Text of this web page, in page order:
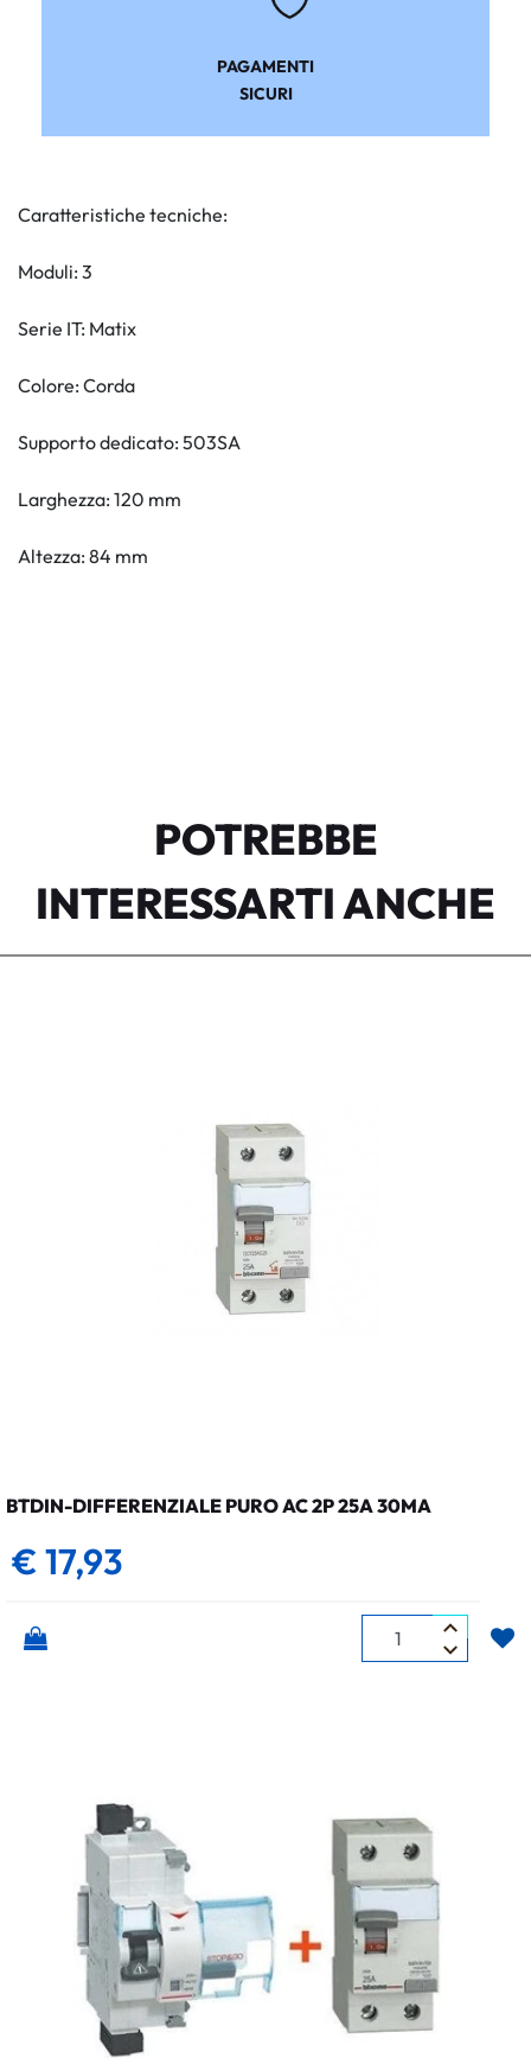
PAGAMENTI
SICURI
Caratteristiche tecniche:
Moduli: 3
Serie IT: Matix
Colore: Corda
Supporto dedicato: 503SA
Larghezza: 120 mm
Altezza: 84 mm
POTREBBE
INTERESSARTI ANCHE
BTDIN-DIFFERENZIALE PURO AC 2P 25A 30MA
€ 17,93
Quantità